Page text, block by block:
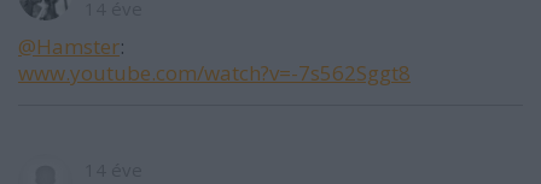
@Hamster:
www.youtube.com/watch?v=-7s562Sggt8